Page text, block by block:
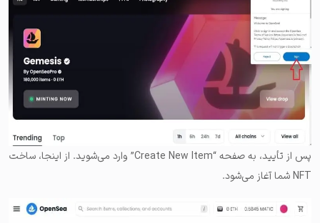
پس از تأیید، به صفحه “Create New Item” وارد می‌شوید. از اینجا، ساخت
NFT شما آغاز می‌شود.